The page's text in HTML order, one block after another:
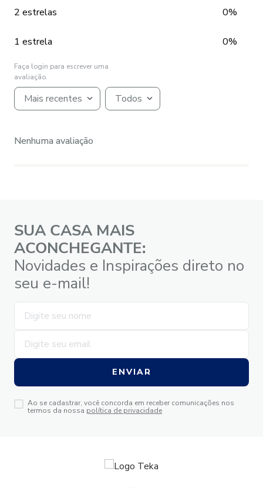
2 estrelas 0%
1 estrela 0%
Faça login para escrever uma
avaliação.
Mais recentes Todos
Nenhuma avaliação
SUA CASA MAIS
ACONCHEGANTE:
Novidades e Inspirações direto no
seu e-mail!
ENVIAR
Ao se cadastrar, você concorda em receber comunicações nos
termos da nossa política de privacidade